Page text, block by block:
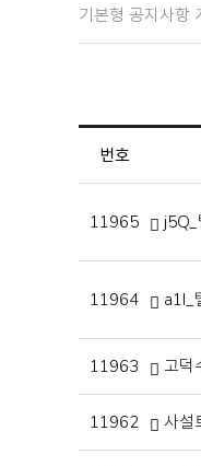
기본형 공지사항
번호
11965
11964 a1I_
11963 고덕
11962 사설